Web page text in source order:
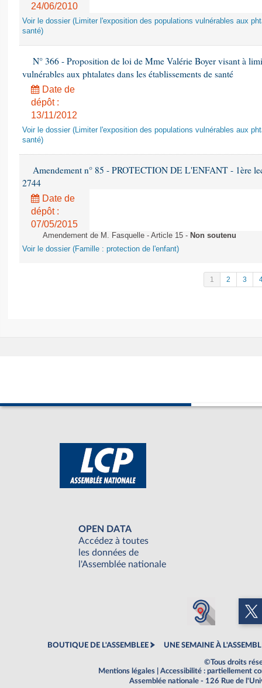
24/06/2010
Voir le dossier (Limiter l'exposition des populations vulnérables aux
santé)
N° 366 - Proposition de loi de Mme Valérie Boyer visant à
vulnérables aux phtalates dans les établissements de santé
Date de
dépôt :
13/11/2012
Voir le dossier (Limiter l'exposition des populations vulnérables aux
santé)
Amendement n° 85 - PROTECTION DE L'ENFANT - 1ère
2744
Date de
dépôt :
07/05/2015
Amendement de M. Fasquelle - Article 15 - Non soutenu
Voir le dossier (Famille : protection de l'enfant)
1 2 3
OPEN DATA
Accédez à toutes
les données de
l'Assemblée nationale
BOUTIQUE DE L'ASSEMBLEE UNE SEMAINE À
©Tous droits
Mentions légales
Accessibilité : partiellement
Assemblée nationale - 126 Rue de